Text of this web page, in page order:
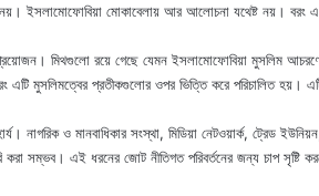
নয়। ইসলামোফোবিয়া মোকাবেলায় আর আলোচনা যথেষ্ট নয়। বরং
মিথগুলো রয়ে গেছে যেমন ইসলামোফোবিয়া মুসলিম
এটি মুসলিমত্বের প্রতীকগুলোর ওপর ভিত্তি করে পরিচালিত হয়।
ও মানবাধিকার সংস্থা, মিডিয়া নেটওয়ার্ক, ট্রেড
করা সম্ভব। এই ধরনের জোট নীতিগত পরিবর্তনের জন্য চাপ সৃষ্টি